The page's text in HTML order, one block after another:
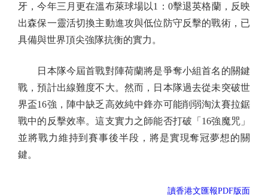
牙，今年三月更在溫布萊球場以1：0擊退英格蘭，反映
出森保一靈活切換主動進攻與低位防守反擊的戰術，已
具備與世界頂尖強隊抗衡的實力。
日本隊今屆首戰對陣荷蘭將是爭奪小組首名的關鍵
戰，預計出線難度不大。然而，日本隊過去從未突破世
界盃16強，陣中缺乏高效純中鋒亦可能削弱淘汰賽拉鋸
戰中的反擊效率。這支實力之師能否打破「16強魔咒」
並將戰力維持到賽事後半段，將是實現奪冠夢想的關
鍵。
讀香港文匯報PDF版面